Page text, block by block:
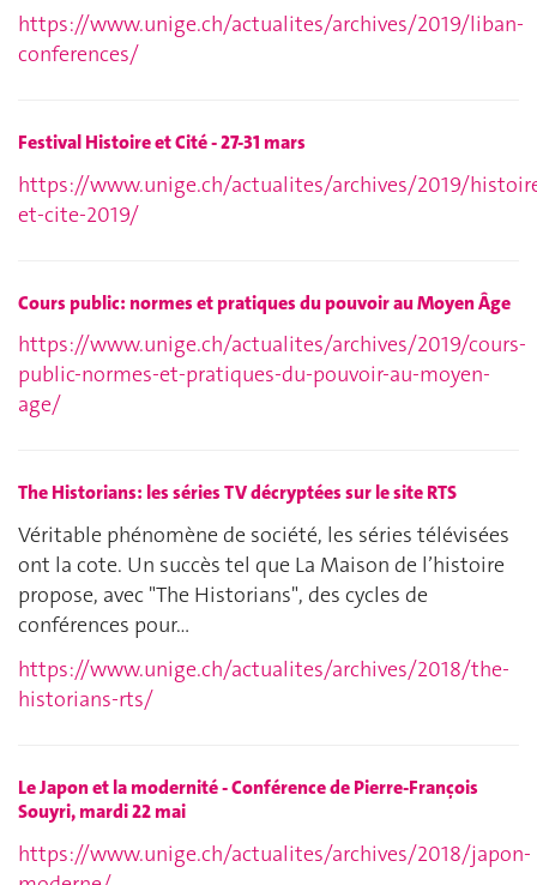
https://www.unige.ch/actualites/archives/2019/liban-
conferences/
Festival Histoire et Cité - 27-31 mars
https://www.unige.ch/actualites/archives/2019/
et-cite-2019/
Cours public: normes et pratiques du pouvoir au Moyen Âge
https://www.unige.ch/actualites/archives/2019/cours-
public-normes-et-pratiques-du-pouvoir-au-moyen-
age/
The Historians: les séries TV décryptées sur le site RTS
Véritable phénomène de société, les séries télévisées
ont la cote. Un succès tel que La Maison de l’histoire
propose, avec "The Historians", des cycles de
conférences pour…
https://www.unige.ch/actualites/archives/2018/the-
historians-rts/
Le Japon et la modernité - Conférence de Pierre-François
Souyri, mardi 22 mai
https://www.unige.ch/actualites/archives/2018/japon-